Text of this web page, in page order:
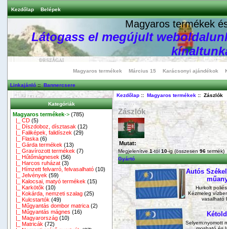
Kezdőlap Belépek
Magyaros termékek
Látogass el megújult
Magyaros termékek Március 15 Karácsonyi ajándékok
Linkajánló::Bannercsere
Kategóriák
Magyaros termékek-> (785)
|_ CD (5)
|_ Díszdoboz, dísztasak (12)
|_ Faliképek, falidíszek (29)
|_ Flaska (6)
|_ Gárda termékek (13)
|_ Gravírozott termékek (7)
|_ Hűtőmágnesek (56)
|_ Harcos ruházat (3)
|_ Hímzett felvarró, felvasalható (10)
|_ Jelvények (59)
|_ Kalocsai, matyó termékek (15)
|_ Karkötők (10)
|_ Kokárda, nemzeti szalag (25)
|_ Kulcstartók (49)
|_ Műgyantás dombor matrica (2)
|_ Műgyantás mágnes (16)
|_ Magyarország (10)
|_ Matricák (72)
Kezdőlap:: Magyaros termékek:: Zászlók
Zászlók
Mutat:
Megjelenítve1-tól 10-ig (összesen 96 termék)
Gyártó
Autós
Hurkolt
Kézmeleg
vasalható
Selyem:nyomott